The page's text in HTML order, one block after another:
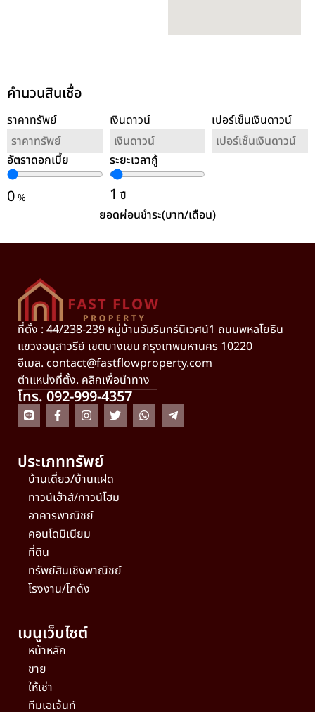
คำนวนสินเชื่อ
ราคาทรัพย์ เงินดาวน์ เปอร์เซ็นเงินดาวน์
อัตราดอกเบี้ย
0%
ระยะเวลากู้
1 ปี
ยอดผ่อนชำระ(บาท/เดือน)
ที่ตั้ง : 44/238-239 หมู่บ้านอัมรินทร์นิเวศน์1 ถนนพหลโยธิน
แขวงอนุสาวรีย์ เขตบางเขน กรุงเทพมหานคร 10220
อีเมล. contact@fastflowproperty.com
ตำแหน่งที่ตั้ง. คลิกเพื่อนำทาง
โทร. 092-999-4357
ประเภททรัพย์
บ้านเดี่ยว/บ้านแฝด
ทาวน์เฮ้าส์/ทาวน์โฮม
อาคารพาณิชย์
คอนโดมิเนียม
ที่ดิน
ทรัพย์สินเชิงพาณิชย์
โรงงาน/โกดัง
เมนูเว็บไซต์
หน้าหลัก
ขาย
ให้เช่า
ทีมเอเจ้นท์